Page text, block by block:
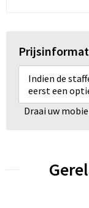
Indien de
eerst een
Draai uw